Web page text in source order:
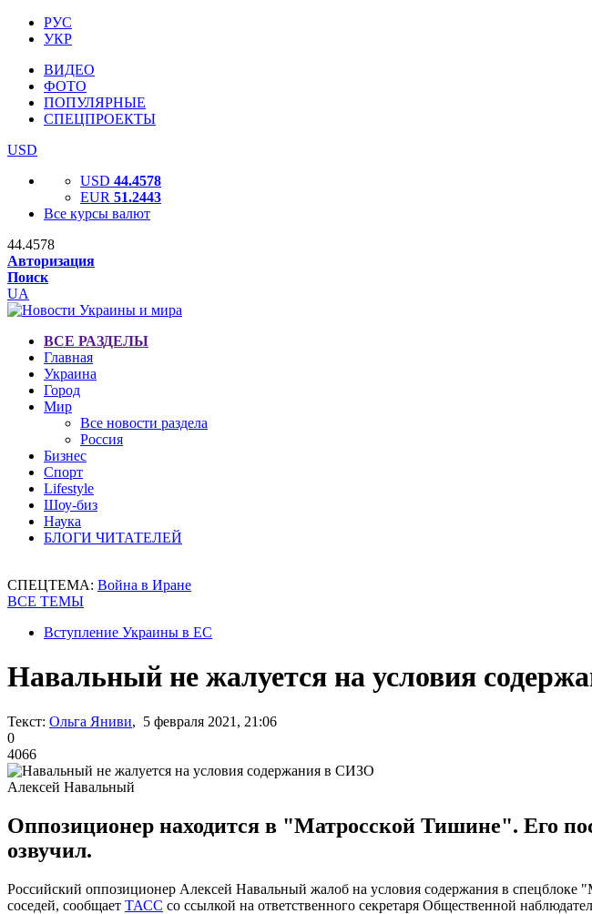
РУС
УКР
ВИДЕО
ФОТО
ПОПУЛЯРНЫЕ
СПЕЦПРОЕКТЫ
USD
USD 44.4578
EUR 51.2443
Все курсы валют
44.4578
Авторизация
Поиск
UA
ВСЕ РАЗДЕЛЫ
Главная
Украина
Город
Мир
Все новости раздела
Россия
Бизнес
Спорт
Lifestyle
Шоу-биз
Наука
БЛОГИ ЧИТАТЕЛЕЙ
СПЕЦТЕМА: Война в Иране
ВСЕ ТЕМЫ
Вступление Украины в ЕС
Навальный не жалуется на условия
Текст: Ольга Яниви, 5 февраля 2021, 21:06
0
4066
Алексей Навальный
Оппозиционер находится в "Матросской Тишине". Его
озвучил.
Российский оппозиционер Алексей Навальный жалоб на условия содержания в
соседей, сообщает ТАСС со ссылкой на ответственного секретаря Общественной